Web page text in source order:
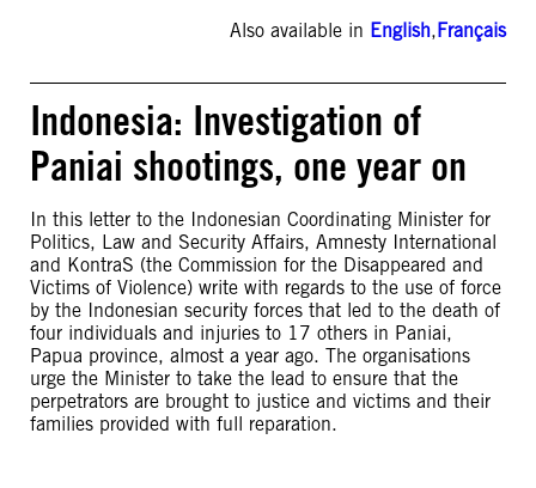
Also available in English,Français
Indonesia: Investigation of
Paniai shootings, one year on
In this letter to the Indonesian Coordinating Minister for
Politics, Law and Security Affairs, Amnesty International
and KontraS (the Commission for the Disappeared and
Victims of Violence) write with regards to the use of force
by the Indonesian security forces that led to the death of
four individuals and injuries to 17 others in Paniai,
Papua province, almost a year ago. The organisations
urge the Minister to take the lead to ensure that the
perpetrators are brought to justice and victims and their
families provided with full reparation.